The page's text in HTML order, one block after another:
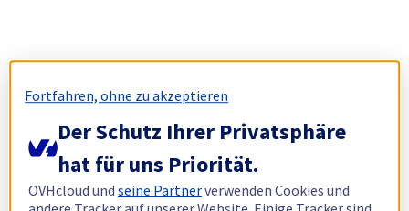
Fortfahren, ohne zu akzeptieren
Der Schutz Ihrer Privatsphäre
hat für uns Priorität.
OVHcloud undseine Partnerverwenden Cookies und